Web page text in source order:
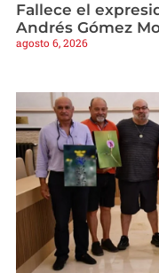
Fallece el
Andrés Gómez
agosto 6, 2026